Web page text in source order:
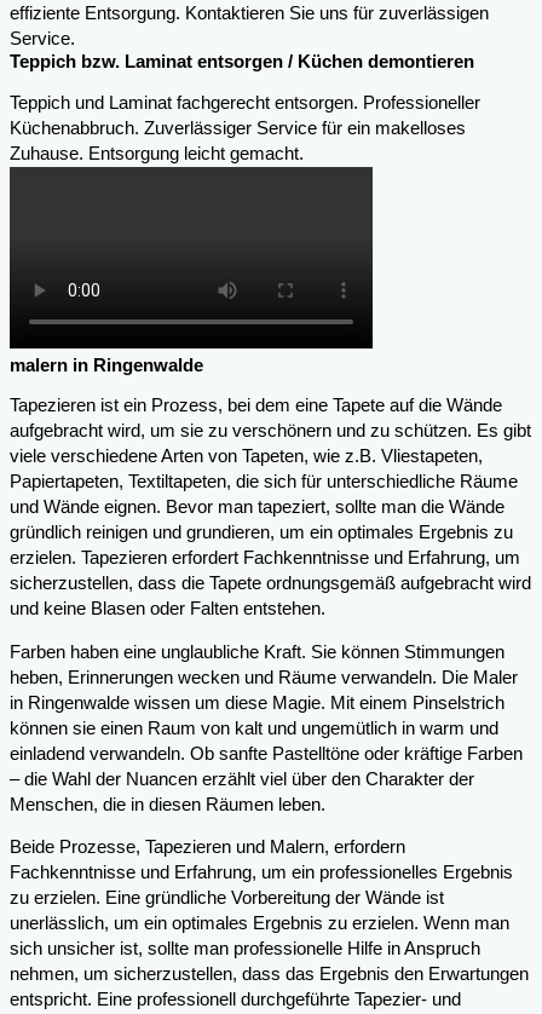
effiziente Entsorgung. Kontaktieren Sie uns für zuverlässigen
Service.
Teppich bzw. Laminat entsorgen / Küchen demontieren
Teppich und Laminat fachgerecht entsorgen. Professioneller
Küchenabbruch. Zuverlässiger Service für ein makelloses
Zuhause. Entsorgung leicht gemacht.
malern in Ringenwalde
Tapezieren ist ein Prozess, bei dem eine Tapete auf die Wände
aufgebracht wird, um sie zu verschönern und zu schützen. Es gibt
viele verschiedene Arten von Tapeten, wie z.B. Vliestapeten,
Papiertapeten, Textiltapeten, die sich für unterschiedliche Räume
und Wände eignen. Bevor man tapeziert, sollte man die Wände
gründlich reinigen und grundieren, um ein optimales Ergebnis zu
erzielen. Tapezieren erfordert Fachkenntnisse und Erfahrung, um
sicherzustellen, dass die Tapete ordnungsgemäß aufgebracht wird
und keine Blasen oder Falten entstehen.
Farben haben eine unglaubliche Kraft. Sie können Stimmungen
heben, Erinnerungen wecken und Räume verwandeln. Die Maler
in Ringenwalde wissen um diese Magie. Mit einem Pinselstrich
können sie einen Raum von kalt und ungemütlich in warm und
einladend verwandeln. Ob sanfte Pastelltöne oder kräftige Farben
– die Wahl der Nuancen erzählt viel über den Charakter der
Menschen, die in diesen Räumen leben.
Beide Prozesse, Tapezieren und Malern, erfordern
Fachkenntnisse und Erfahrung, um ein professionelles Ergebnis
zu erzielen. Eine gründliche Vorbereitung der Wände ist
unerlässlich, um ein optimales Ergebnis zu erzielen. Wenn man
sich unsicher ist, sollte man professionelle Hilfe in Anspruch
nehmen, um sicherzustellen, dass das Ergebnis den Erwartungen
entspricht. Eine professionell durchgeführte Tapezier- und